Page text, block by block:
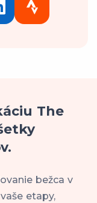
The
bežca v
etapy,